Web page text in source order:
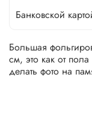
Банковской
Большая
см, это как от
делать фото на